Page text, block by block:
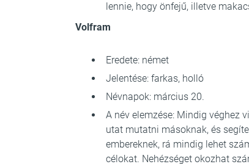
lennie, hogy önfejű, illetve
Volfram
Eredete: német
Jelentése: farkas, holló
Névnapok: március 20.
A név elemzése: Mindig véghez
utat mutatni másoknak, és
embereknek, rá mindig lehet
célokat. Nehézséget okozhat